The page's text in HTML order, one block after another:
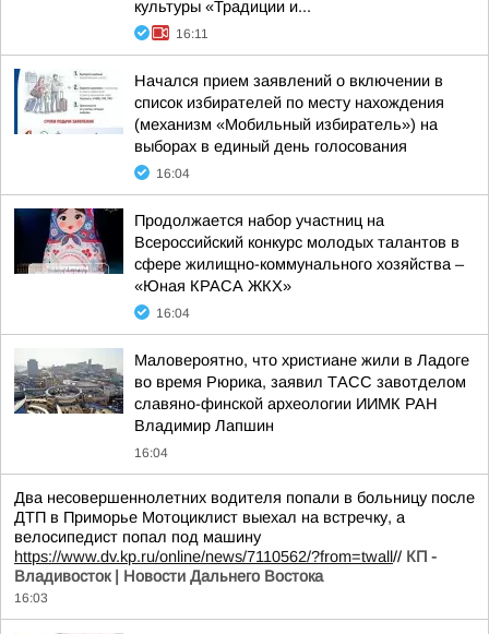
культуры «Традиции и...
16:11
Начался прием заявлений о включении в
список избирателей по месту нахождения
(механизм «Мобильный избиратель») на
выборах в единый день голосования
16:04
Продолжается набор участниц на
Всероссийский конкурс молодых талантов в
сфере жилищно-коммунального хозяйства –
«Юная КРАСА ЖКХ»
16:04
Маловероятно, что христиане жили в Ладоге
во время Рюрика, заявил ТАСС завотделом
славяно-финской археологии ИИМК РАН
Владимир Лапшин
16:04
Два несовершеннолетних водителя попали в больницу после
ДТП в Приморье Мотоциклист выехал на встречку, а
велосипедист попал под машину
https://www.dv.kp.ru/online/news/7110562/?from=twall// КП -
Владивосток | Новости Дальнего Востока
16:03